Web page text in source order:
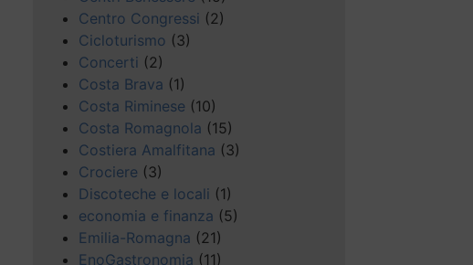
Centro Congressi (2)
Cicloturismo (3)
Concerti (2)
Costa Brava (1)
Costa Riminese (10)
Costa Romagnola (15)
Costiera Amalfitana (3)
Crociere (3)
Discoteche e locali (1)
economia e finanza (5)
Emilia-Romagna (21)
EnoGastronomia (11)